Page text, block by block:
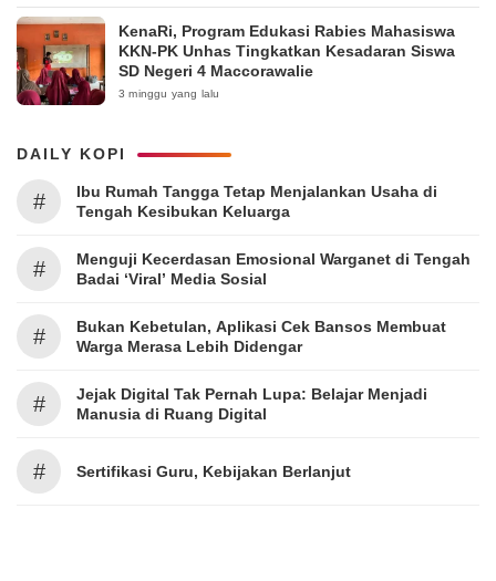
KenaRi, Program Edukasi Rabies Mahasiswa
KKN-PK Unhas Tingkatkan Kesadaran Siswa
SD Negeri 4 Maccorawalie
3 minggu yang lalu
DAILY KOPI
#
Ibu Rumah Tangga Tetap Menjalankan Usaha di
Tengah Kesibukan Keluarga
#
Menguji Kecerdasan Emosional Warganet di Tengah
Badai ‘Viral’ Media Sosial
#
Bukan Kebetulan, Aplikasi Cek Bansos Membuat
Warga Merasa Lebih Didengar
#
Jejak Digital Tak Pernah Lupa: Belajar Menjadi
Manusia di Ruang Digital
# Sertifikasi Guru, Kebijakan Berlanjut